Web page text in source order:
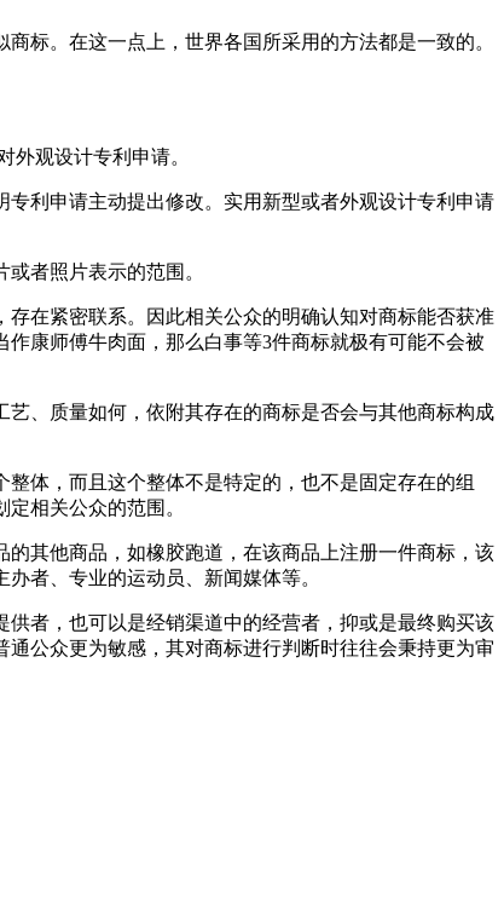
标。在这一点上，世界各国所采用的方法都是一致的。
观设计专利申请。
利申请主动提出修改。实用新型或者外观设计专利申请
者照片表示的范围。
在紧密联系。因此相关公众的明确认知对商标能否获准
康师傅牛肉面，那么白事等3件商标就极有可能不会被
、质量如何，依附其存在的商标是否会与其他商标构成
体，而且这个整体不是特定的，也不是固定存在的组
相关公众的范围。
其他商品，如橡胶跑道，在该商品上注册一件商标，该
者、专业的运动员、新闻媒体等。
者，也可以是经销渠道中的经营者，抑或是最终购买该
公众更为敏感，其对商标进行判断时往往会秉持更为审